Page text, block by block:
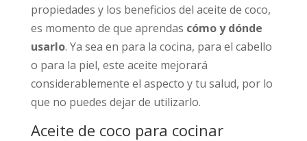
propiedades y los beneficios del aceite de coco,
es momento de que aprendas cómo y dónde
usarlo. Ya sea en para la cocina, para el cabello
o para la piel, este aceite mejorará
considerablemente el aspecto y tu salud, por lo
que no puedes dejar de utilizarlo.
Aceite de coco para cocinar